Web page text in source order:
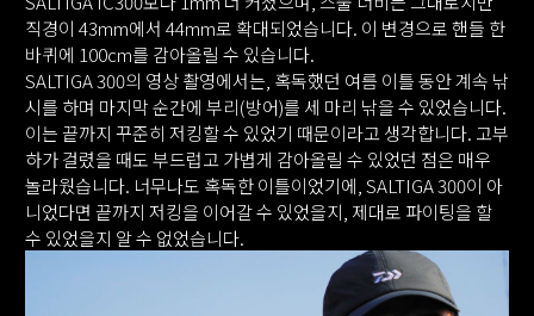
직경이 43mm에서 44mm로 확대되었습니다. 이 변경으로 핸들 한
바퀴에 100cm를 감아올릴 수 있습니다.
SALTIGA 300의 영상 촬영에서는, 혹독했던 여름 이틀 동안 계속 낚
시를 하며 마지막 순간에 부리(방어)를 세 마리 낚을 수 있었습니다.
이는 끝까지 꾸준히 저킹할 수 있었기 때문이라고 생각합니다. 고부
하가 걸렸을 때도 부드럽고 가볍게 감아올릴 수 있었던 점은 매우
놀라웠습니다. 너무나도 혹독한 이틀이었기에, SALTIGA 300이 아
니었다면 끝까지 저킹을 이어갈 수 있었을지, 제대로 파이팅을 할
수 있었을지 알 수 없었습니다.